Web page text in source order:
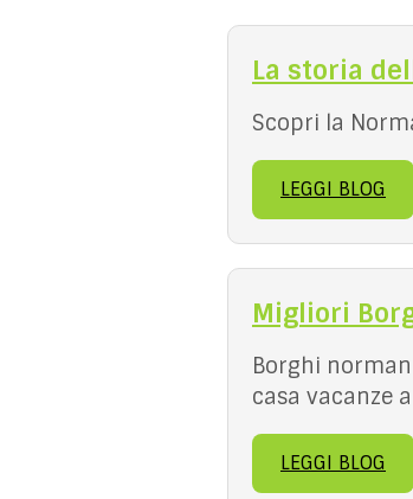
La storia
Scopri la
LEGGI BLOG
Migliori
Borghi
casa vacanze
LEGGI BLOG